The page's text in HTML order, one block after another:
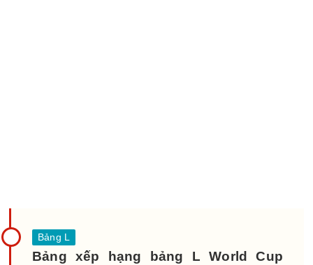
Bảng xếp hạng bảng L World Cup